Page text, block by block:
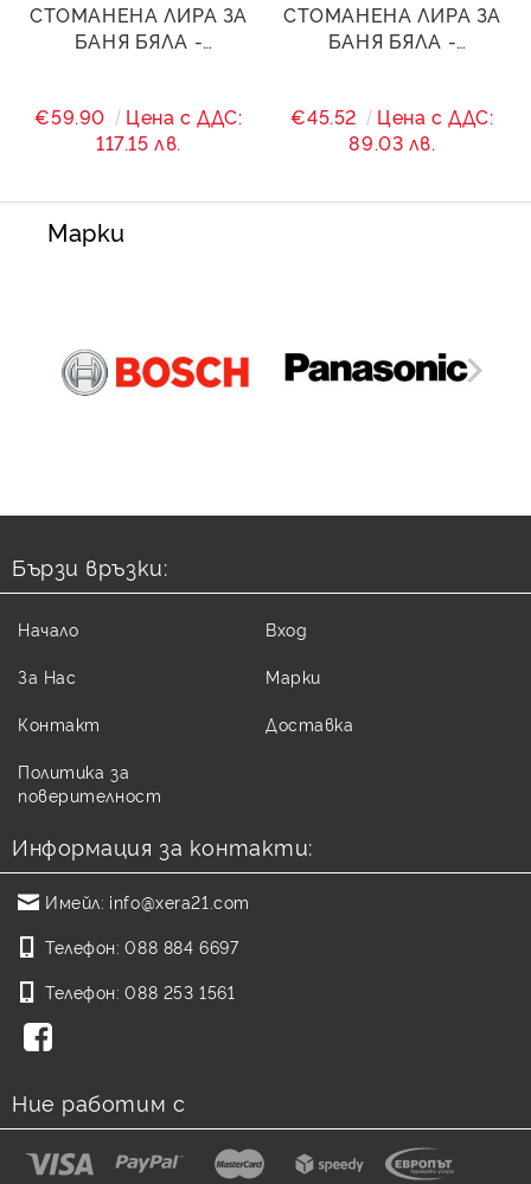
СТОМАНЕНА ЛИРА ЗА
БАНЯ БЯЛА -
€59.90
Цена с ДДС:
117.15 лв.
СТОМАНЕНА ЛИРА ЗА
БАНЯ БЯЛА -
€45.52
Цена с ДДС:
89.03 лв.
Марки
Бързи връзки:
Начало
За Нас
Контакт
Политика за
поверителност
Вход
Марки
Доставка
Информация за контакти:
Имейл: info@xera21.com
Телефон: 088 884 6697
Телефон: 088 253 1561
Ние работим с